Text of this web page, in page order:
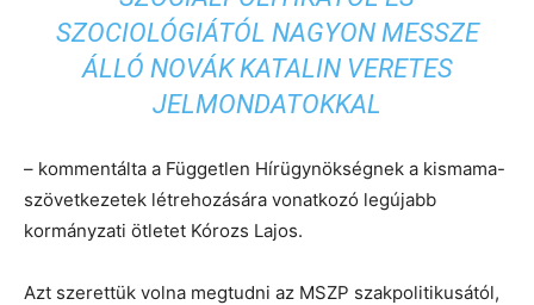
SZOCIOLÓGIÁTÓL NAGYON MESSZE
ÁLLÓ NOVÁK KATALIN VERETES
JELMONDATOKKAL
– kommentálta a Független Hírügynökségnek a kismama-
szövetkezetek létrehozására vonatkozó legújabb
kormányzati ötletet Kórozs Lajos.
Azt szerettük volna megtudni az MSZP szakpolitikusától,